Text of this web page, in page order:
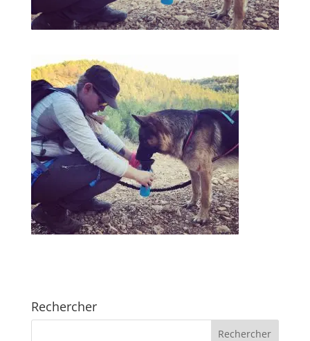
Rechercher